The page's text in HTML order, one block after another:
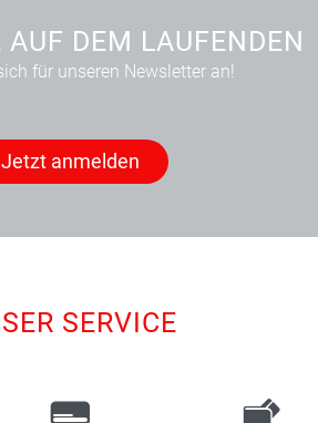
DEM LAUFENDEN
für unseren Newsletter an!
Jetzt anmelden
SERVICE